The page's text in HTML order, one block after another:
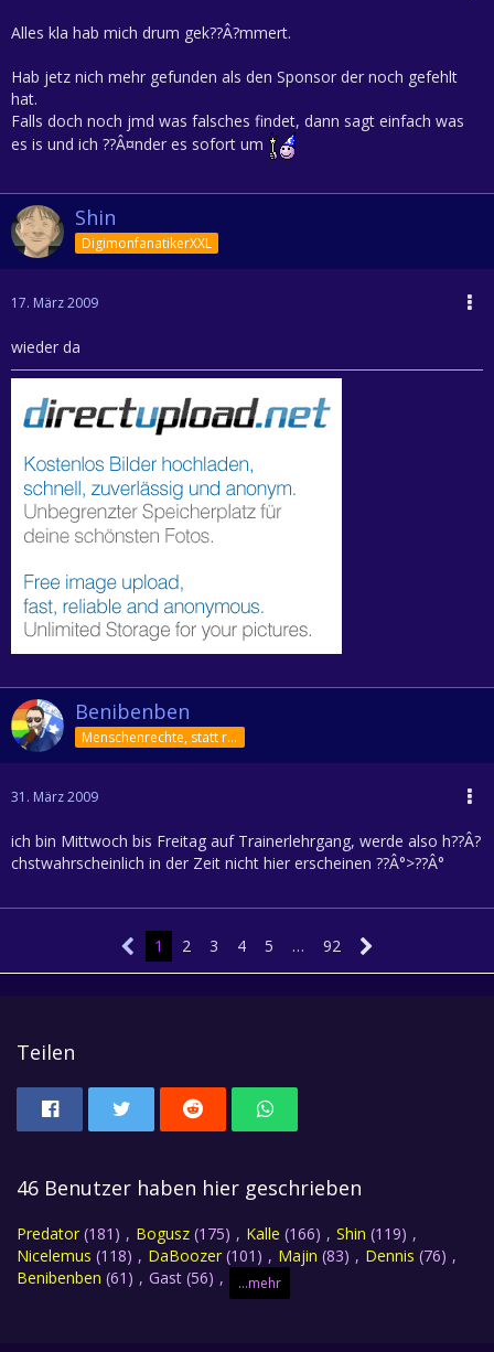
Alles kla hab mich drum gek??Â?mmert.
Hab jetz nich mehr gefunden als den Sponsor der noch gefehlt
hat.
Falls doch noch jmd was falsches findet, dann sagt einfach was
es is und ich ??Â¤nder es sofort um
Shin
DigimonfanatikerXXL
17. März 2009
wieder da
Benibenben
Menschenrechte, statt rechte Menschen!
31. März 2009
ich bin Mittwoch bis Freitag auf Trainerlehrgang, werde also h??Â?
chstwahrscheinlich in der Zeit nicht hier erscheinen ??Â°>??Â°
1 2 3 4 5 … 92
Teilen
46 Benutzer haben hier geschrieben
Predator (181) Bogusz (175) Kalle (166) Shin (119)
Nicelemus (118) DaBoozer (101) Majin (83) Dennis (76)
Benibenben (61) Gast (56) ...mehr